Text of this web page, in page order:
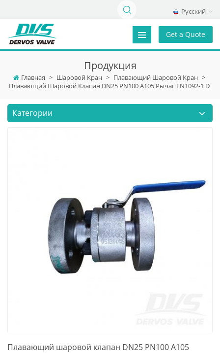
Русский
Get a Quote
Продукция
Главная > Шаровой Кран > Плавающий Шаровой Кран >
Плавающий Шаровой Клапан DN25 PN100 A105 Рычаг EN1092-1 D
Категории
Плавающий шаровой клапан DN25 PN100 A105